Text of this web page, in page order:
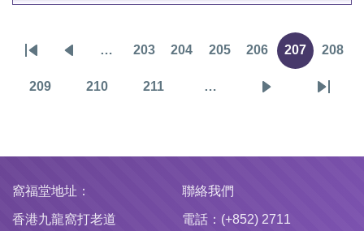
Pagination
page
page
…
面
203 204 205
面
206
目
207 208
209 210 211 …
Last
窩福堂地址：
香港九龍窩打老道
聯絡我們
電話：(+852) 2711